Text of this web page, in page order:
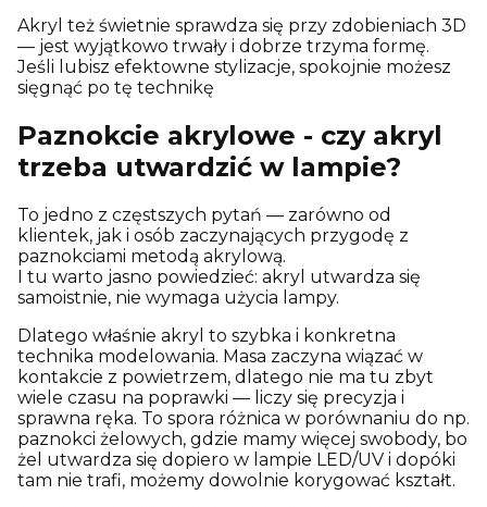
Akryl też świetnie sprawdza się przy zdobieniach 3D
— jest wyjątkowo trwały i dobrze trzyma formę.
Jeśli lubisz efektowne stylizacje, spokojnie możesz
sięgnąć po tę technikę
Paznokcie akrylowe - czy akryl
trzeba utwardzić w lampie?
To jedno z częstszych pytań — zarówno od
klientek, jak i osób zaczynających przygodę z
paznokciami metodą akrylową.
I tu warto jasno powiedzieć: akryl utwardza się
samoistnie, nie wymaga użycia lampy.
Dlatego właśnie akryl to szybka i konkretna
technika modelowania. Masa zaczyna wiązać w
kontakcie z powietrzem, dlatego nie ma tu zbyt
wiele czasu na poprawki — liczy się precyzja i
sprawna ręka. To spora różnica w porównaniu do np.
paznokci żelowych, gdzie mamy więcej swobody, bo
żel utwardza się dopiero w lampie LED/UV i dopóki
tam nie trafi, możemy dowolnie korygować kształt.